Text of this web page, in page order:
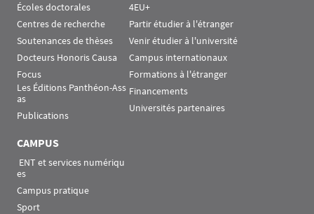
Écoles doctorales
Centres de recherche
Soutenances de thèses
Docteurs Honoris Causa
Focus
Les Éditions Panthéon-Ass
as
Publications
4EU+
Partir étudier à l'étranger
Venir étudier à l'université
Campus internationaux
Formations à l'étranger
Financements
Universités partenaires
CAMPUS
es
Campus pratique
Sport